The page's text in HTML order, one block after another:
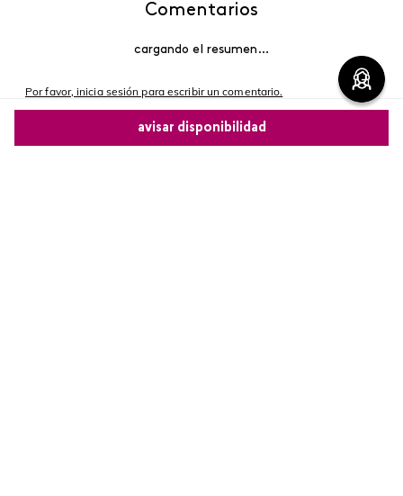
avisar disponibilidad
Comentarios
cargando el resumen…
Por favor, inicia sesión para escribir un comentario.